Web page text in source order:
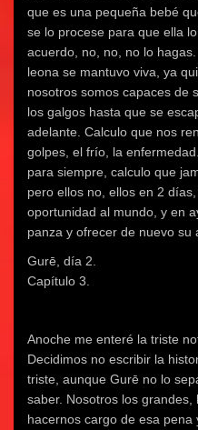
que es una pequeña bebé
se lo procese para que ella
acuerdo, no, no, no lo
leona se mantuvo viva, ya
nosotros somos capaces de
los galgos hasta que se
adelante. Calculo que nos
golpes, el frío, la
para siempre, calculo que
pero ellos no, ellos en 2
oportunidad al mundo, y en
panza y ofrecer de nuevo su
Gurē, día 2.
Capítulo 3.
Anoche me enteré la triste
Decidimos no escribir la
triste, aunque Gurē no lo
saber. Nosotros los
hacernos cargo de esa pena